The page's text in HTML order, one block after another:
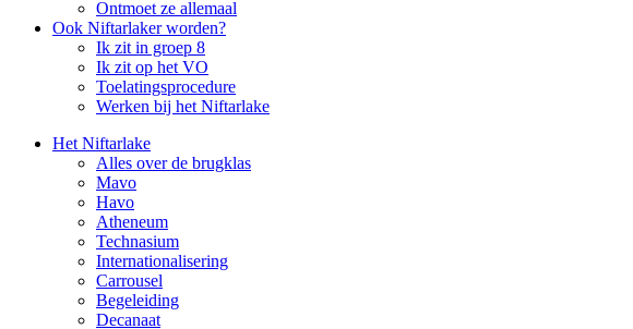
Ontmoet ze allemaal
Ook Niftarlaker worden?
Ik zit in groep 8
Ik zit op het VO
Toelatingsprocedure
Werken bij het Niftarlake
Het Niftarlake
Alles over de brugklas
Mavo
Havo
Atheneum
Technasium
Internationalisering
Carrousel
Begeleiding
Decanaat